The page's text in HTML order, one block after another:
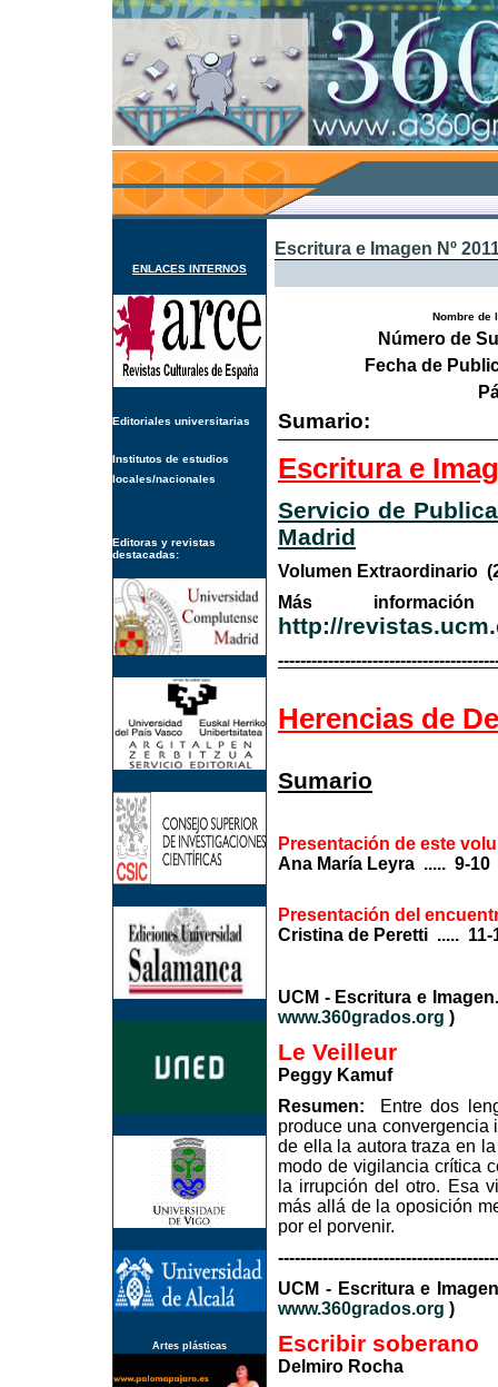
ENLACES INTERNOS
Editoriales universitarias
Institutos de estudios
locales/nacionales
Editoras y revistas
destacadas:
Artes plásticas
Escritura e Imagen Nº
Nombre de
Número de
Fecha de
Sumario:
Escritura e
Servicio de
Madrid
Volumen
Más
http://
Herencias de
Sumario
Presentación de este
Ana María Leyra ..... 9-10
Presentación del
Cristina de Peretti ..... 11-
UCM - Escritura e
www.360grados.org )
Le Veilleur
Peggy Kamuf
Resumen: Entre dos
produce una convergencia
de ella la autora traza en
modo de vigilancia crítica
la irrupción del otro. Esa
más allá de la oposición
por el porvenir.
UCM - Escritura e
www.360grados.org )
Escribir soberano
Delmiro Rocha